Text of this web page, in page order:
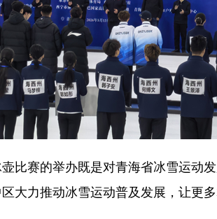
赛的举办既是对青海省冰雪运动
大力推动冰雪运动普及发展，让更多